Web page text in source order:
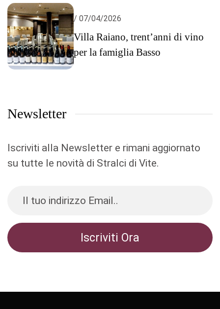
/ 07/04/2026
Villa Raiano, trent’anni di vino
per la famiglia Basso
Newsletter
Iscriviti alla Newsletter e rimani aggiornato
su tutte le novità di Stralci di Vite.